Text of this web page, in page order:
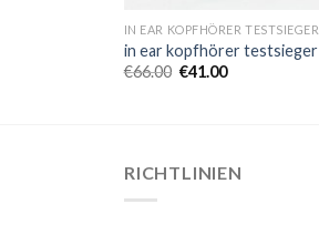
IN EAR KOPFHÖRER TESTSIEGER
in ear kopfhörer testsieger
€66.00 €41.00
RICHTLINIEN